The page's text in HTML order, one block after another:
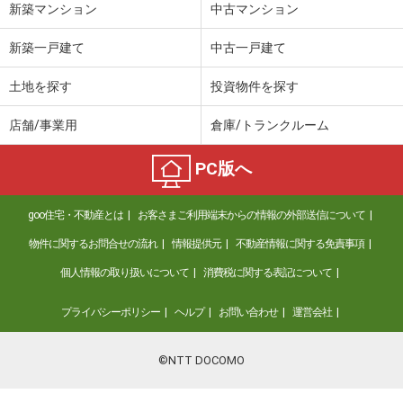
新築マンション 中古マンション
新築一戸建て 中古一戸建て
土地を探す 投資物件を探す
店舗/事業用 倉庫/トランクルーム
PC版へ
goo住宅・不動産とは お客さまご利用端末からの情報の外部送信について
物件に関するお問合せの流れ 情報提供元 不動産情報に関する免責事項
個人情報の取り扱いについて 消費税に関する表記について
プライバシーポリシー ヘルプ お問い合わせ 運営会社
©NTT DOCOMO